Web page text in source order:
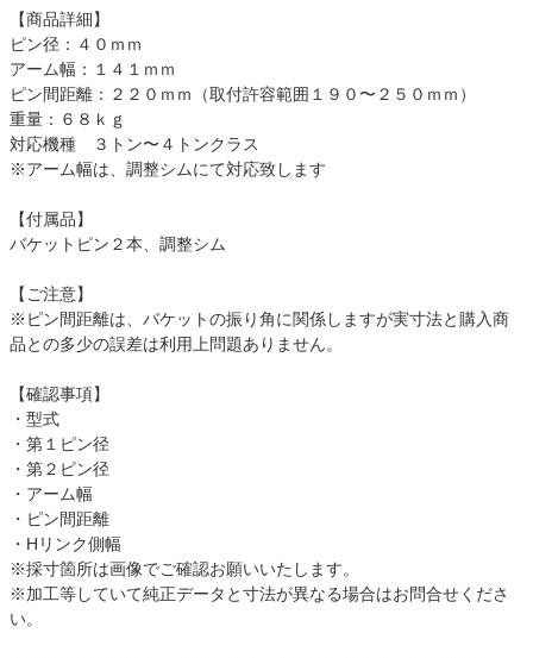
【商品詳細】
ピン径：４０ｍｍ
アーム幅：１４１ｍｍ
ピン間距離：２２０ｍｍ（取付許容範囲１９０〜２５０ｍｍ）
重量：６８ｋｇ
対応機種 ３トン〜４トンクラス
※アーム幅は、調整シムにて対応致します
【付属品】
バケットピン２本、調整シム
【ご注意】
※ピン間距離は、バケットの振り角に関係しますが実寸法と購入商
品との多少の誤差は利用上問題ありません。
【確認事項】
・型式
・第１ピン径
・第２ピン径
・アーム幅
・ピン間距離
・Hリンク側幅
※採寸箇所は画像でご確認お願いいたします。
※加工等していて純正データと寸法が異なる場合はお問合せくださ
い。